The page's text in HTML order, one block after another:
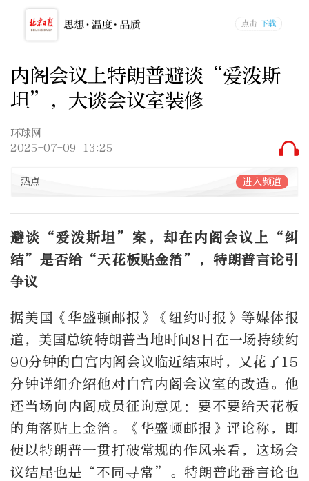
内阁会议上特朗普避谈“爱泼斯
坦”，大谈会议室装修
环球网
2025-07-09 13:25
热点 进入频道
避谈“爱泼斯坦”案，却在内阁会议上“纠
结”是否给“天花板贴金箔”，特朗普言论引
争议
据美国《华盛顿邮报》《纽约时报》等媒体报
道，美国总统特朗普当地时间8日在一场持续约
90分钟的白宫内阁会议临近结束时，又花了15
分钟详细介绍他对白宫内阁会议室的改造。他
还当场向内阁成员征询意见：要不要给天花板
的角落贴上金箔。《华盛顿邮报》评论称，即
使以特朗普一贯打破常规的作风来看，这场会
议结尾也是“不同寻常”。特朗普此番言论也